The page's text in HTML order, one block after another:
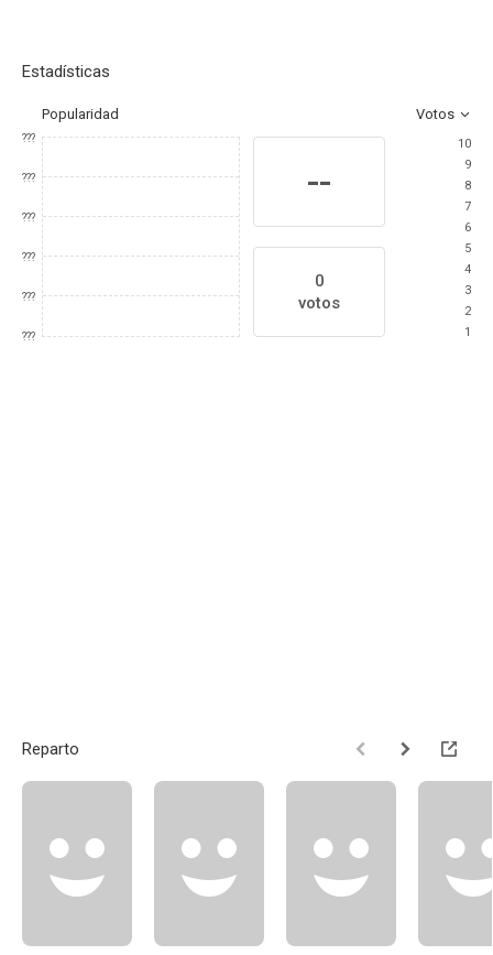
Estadísticas
Popularidad Votos
???
???
???
???
???
???
--
0
votos
10
9
8
7
6
5
4
3
2
1
Reparto